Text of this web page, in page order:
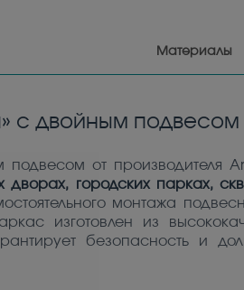
Материалы
с двойным подвесом
от производителя
дворах, городских парках,
монтажа
изготовлен из
безопасность и